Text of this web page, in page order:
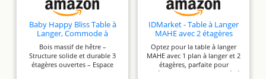
Baby Happy Bliss Table à
Langer, Commode à
Langer NILS en Bois Massif
– Blanc – avec roulettes –
75x55x84 cm
Bois massif de hêtre –
Structure solide et durable 3
étagères ouvertes – Espace
IDMarket - Table à Langer
MAHE avec 2 étagères
façon hêtre et Blanc
Optez pour la table à langer
MAHE avec 1 plan à langer et 2
étagères, parfaite pour
aménager la chambre de bébé